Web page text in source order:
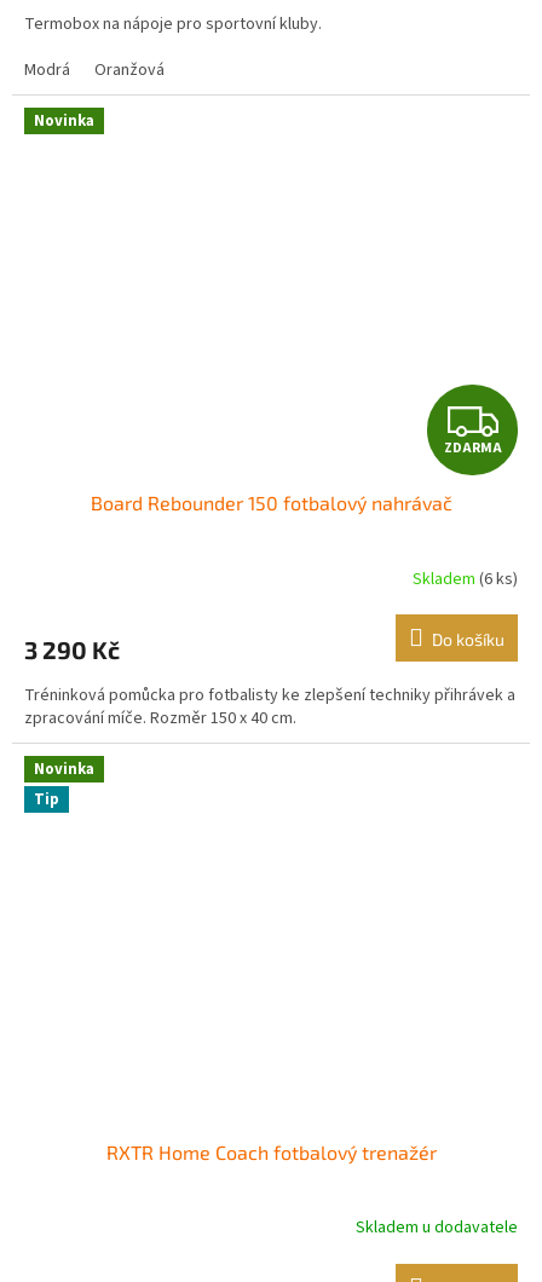
Termobox na nápoje pro sportovní kluby.
Modrá
Oranžová
Novinka
Z
D
R
M
A
ZDARMA
Board Rebounder 150 fotbalový nahrávač
Skladem (6 ks)
3 290 Kč Do košíku
Tréninková pomůcka pro fotbalisty ke zlepšení techniky přihrávek a
zpracování míče. Rozměr 150 x 40 cm.
Novinka
Tip
RXTR Home Coach fotbalový trenažér
Skladem u dodavatele